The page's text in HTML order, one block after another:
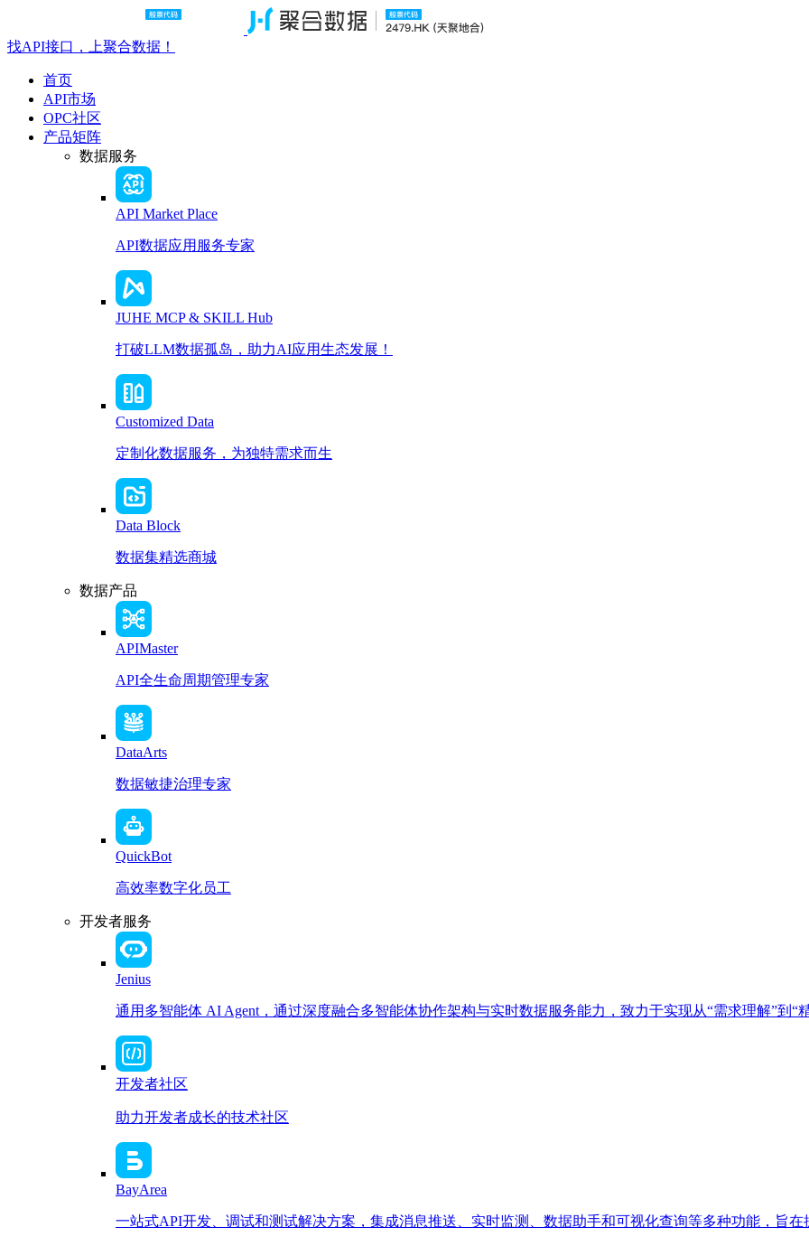
找API接口，上聚合数据！
首页
API市场
OPC社区
产品矩阵
数据服务
API Market Place
API数据应用服务专家
JUHE MCP & SKILL Hub
打破LLM数据孤岛，助力AI应用生态发展！
Customized Data
定制化数据服务，为独特需求而生
Data Block
数据集精选商城
数据产品
APIMaster
API全生命周期管理专家
DataArts
数据敏捷治理专家
QuickBot
高效率数字化员工
开发者服务
Jenius
通用多智能体 AI Agent，通过深度融合多智能体协作架构与实时数据服务能力，致力于实现从“需求理解”到“
开发者社区
助力开发者成长的技术社区
BayArea
一站式API开发、调试和测试解决方案，集成消息推送、实时监测、数据助手和可视化查询等多种功能，旨在